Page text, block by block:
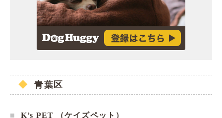
青葉区
K’s PET （ケイズペット）